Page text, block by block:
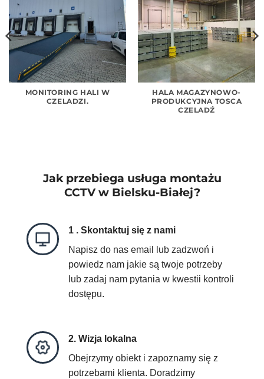
MONITORING HALI W
CZELADZI.
HALA MAGAZYNOWO-
PRODUKCYJNA TOSCA
CZELADŹ
Jak przebiega usługa montażu
CCTV w Bielsku-Białej?
1 . Skontaktuj się z nami
Napisz do nas email lub zadzwoń i
powiedz nam jakie są twoje potrzeby
lub zadaj nam pytania w kwestii kontroli
dostępu.
2. Wizja lokalna
Obejrzymy obiekt i zapoznamy się z
potrzebami klienta. Doradzimy